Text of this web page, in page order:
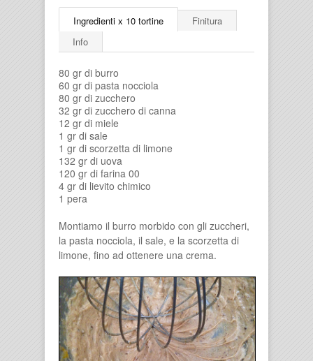
Ingredienti x 10 tortine
Finitura
Info
80 gr di burro
60 gr di pasta nocciola
80 gr di zucchero
32 gr di zucchero di canna
12 gr di miele
1 gr di sale
1 gr di scorzetta di limone
132 gr di uova
120 gr di farina 00
4 gr di lievito chimico
1 pera
Montiamo il burro morbido con gli zuccheri,
la pasta nocciola, il sale, e la scorzetta di
limone, fino ad ottenere una crema.